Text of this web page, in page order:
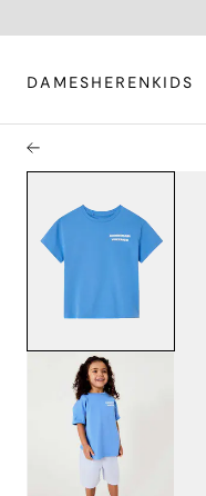
DAMES HEREN KIDS